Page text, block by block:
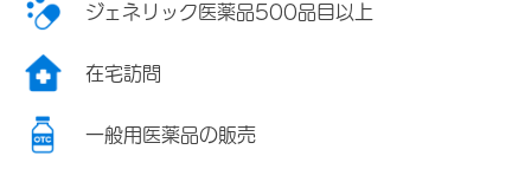
ジェネリック医薬品500品目以上
在宅訪問
一般用医薬品の販売